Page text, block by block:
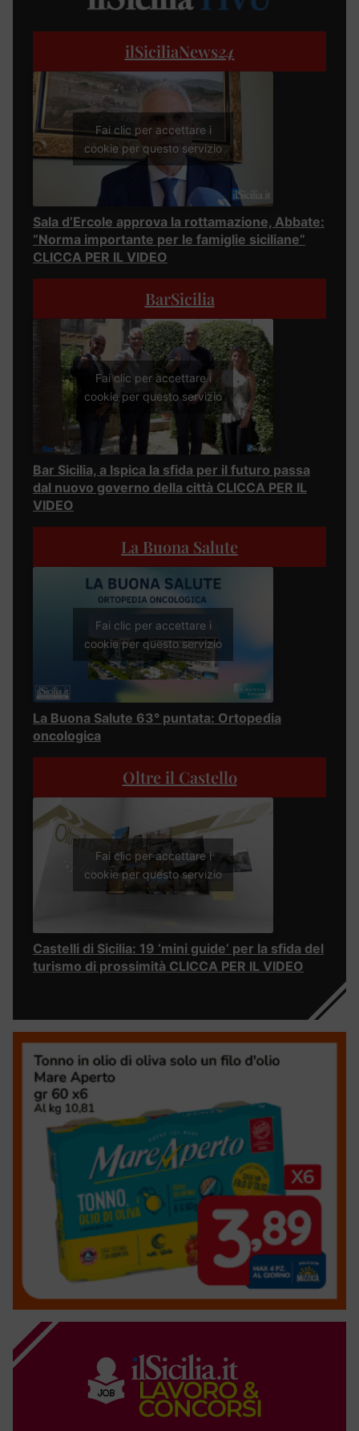
ilSiciliaNews24
Fai clic per accettare i
cookie per questo servizio
Sala d’Ercole approva la rottamazione, Abbate:
“Norma importante per le famiglie siciliane”
CLICCA PER IL VIDEO
BarSicilia
Fai clic per accettare i
cookie per questo servizio
Bar Sicilia, a Ispica la sfida per il futuro passa
dal nuovo governo della città CLICCA PER IL
VIDEO
La Buona Salute
Fai clic per accettare i
cookie per questo servizio
La Buona Salute 63° puntata: Ortopedia
oncologica
Oltre il Castello
Fai clic per accettare i
cookie per questo servizio
Castelli di Sicilia: 19 ‘mini guide’ per la sfida del
turismo di prossimità CLICCA PER IL VIDEO